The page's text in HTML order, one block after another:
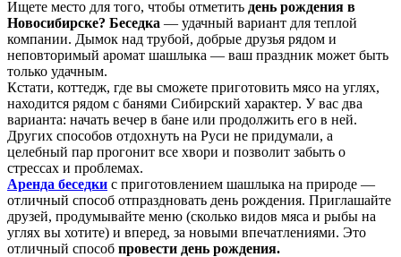
Ищете место для того, чтобы отметить день рождения в
Новосибирске? Беседка — удачный вариант для теплой
компании. Дымок над трубой, добрые друзья рядом и
неповторимый аромат шашлыка — ваш праздник может быть
только удачным.
Кстати, коттедж, где вы сможете приготовить мясо на углях,
находится рядом с банями Сибирский характер. У вас два
варианта: начать вечер в бане или продолжить его в ней.
Других способов отдохнуть на Руси не придумали, а
целебный пар прогонит все хвори и позволит забыть о
стрессах и проблемах.
Аренда беседки с приготовлением шашлыка на природе —
отличный способ отпраздновать день рождения. Приглашайте
друзей, продумывайте меню (сколько видов мяса и рыбы на
углях вы хотите) и вперед, за новыми впечатлениями. Это
отличный способ провести день рождения.